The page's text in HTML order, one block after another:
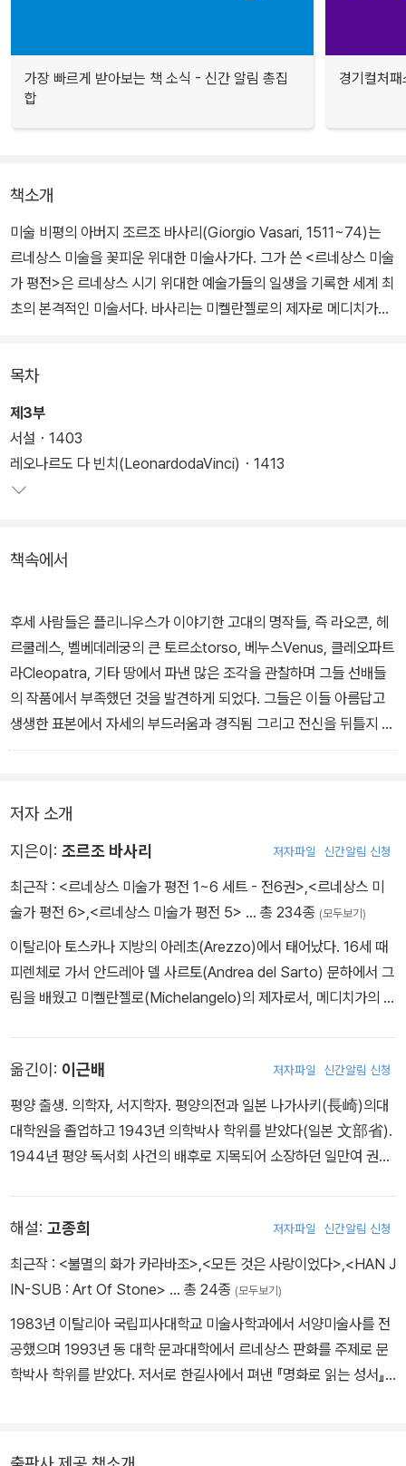
가장 빠르게 받아보는 책 소식 - 신간 알림 총집
합
경기컬처
책소개
미술 비평의 아버지 조르조 바사리(Giorgio Vasari, 1511~74)는
르네상스 미술을 꽃피운 위대한 미술사가다. 그가 쓴 <르네상스 미술
가 평전>은 르네상스 시기 위대한 예술가들의 일생을 기록한 세계 최
초의 본격적인 미술서다. 바사리는 미켈란젤로의 제자로 메디치가의
바사리가 쓴 <르네상스 미술가 평전>은 서양 미술사를 통틀어 독보
적인 명저로 13세기 말 조토의 스승인 치마부에부터 16세기 중반 ‘신
과 같은’(divino) 예술가 미켈란젤로와 동시대 작가에 이르기까지 3
세기에 걸쳐 200여 명에 이르는 이탈리아 미술가들의 생애와 작품을
목차
제3부
서설・1403
레오나르도 다 빈치(LeonardodaVinci)・1413
책속에서
후세 사람들은 플리니우스가 이야기한 고대의 명작들, 즉 라오콘, 헤
르쿨레스, 벨베데레궁의 큰 토르소torso, 베누스Venus, 클레오파트
라Cleopatra, 기타 땅에서 파낸 많은 조각을 관찰하며 그들 선배들
의 작품에서 부족했던 것을 발견하게 되었다. 그들은 이들 아름답고
생생한 표본에서 자세의 부드러움과 경직됨 그리고 전신을 뒤틀지 않
고 일부만 움직임으로써 가장 우아한 행동을 나타내는 것을 볼 수 있
즉, 피에로 델라 프란체스카Piero della Francesca, 라차로 바사리
Lazzaro Vasari, 알레소 발도비네티Alesso Baldovinetti, 안드레
아 델 카스타뇨Andrea del Castagno, 페셀로Pesello, 에르콜레
페라레세Ercole Ferrarese, 조반니 벨리니Giovanni Bellini, 코시
Clemente, 도메니코 기를란다요Domenico Ghirlandaio, 산드로
보티첼리Sandro Botticelli, 안드레아 만테냐Andrea Mantegna,
필리포 리피 일명 필리피노Filippo Lippi, called Filippino, 루카 시
데 정열을 기울였다. 특히 단축법短縮法과 보기에 불쾌한 사물의 원
근법遠近法에 따른 모사법에서 그랬다. 그들의 작품은 무난하게 잘
그려졌으나 활력이 없었고, 볼로냐 화가 프란치아Francia와 피에트
로 페루지노Pietro Perugino가 처음으로 보여준 것 같은 색조의 부
상 훌륭한 그림은 그릴 수 없을 것이라고 생각했다.
그러나 레오나르도 다 빈치Leonardo da Vinci의 작품이 그 사람들
의 생각이 잘못되었다고 일깨워주었다. 다 빈치는 우리가 현대 양식
그는 자연의 모든 미세한 부분을 교묘하고 정확하게 재현했다. 기준
에 대한 깊은 이해, 방식에 대한 넓은 지식, 정확한 비례, 완전한 데생
그리고 신기神技에 가까운 우아함, 넓은 시야와 기교, 풍부한 창의력
그보다 얼마 후에 조르조네 다 카스텔프랑코Giorgione da Castelfr
저자 소개
지은이: 조르조 바사리 저자파일 신간알림 신청
최근작 : <르네상스 미술가 평전 1~6 세트 - 전6권>,<르네상스 미
술가 평전 6>,<르네상스 미술가 평전 5> … 총 234종 (모두보기)
이탈리아 토스카나 지방의 아레초(Arezzo)에서 태어났다. 16세 때
피렌체로 가서 안드레아 델 사르토(Andrea del Sarto) 문하에서 그
림을 배웠고 미켈란젤로(Michelangelo)의 제자로서, 메디치가의 원
무수히 제작했고 우피치 미술관을 설계하는 등 대작들을 연달아 수행
했다. 화가로서 바사리는 화려하고 지적이지만 독창성은 부족한 보수
적인 미술가였다. 그러나 건축가로서는 간결하고 강건한 건축물을 만
들어냈다. 그러나 그의 이름을 유명하게 만든 작업은 1550년 이탈리
네상스 미술가 평전 』이다. 건축·회화·조각에 대해 전반적으로 수록한
이 책은 르네상스 미술사에서 결코 빼놓을 수 없는 중요한 자료로서
받는다.
옮긴이: 이근배 저자파일 신간알림 신청
평양 출생. 의학자, 서지학자. 평양의전과 일본 나가사키(長崎)의대
대학원을 졸업하고 1943년 의학박사 학위를 받았다(일본 文部省).
1944년 평양 독서회 사건의 배후로 지목되어 소장하던 일만여 권의
장에 재임 중 광복을 맞는다. 서울의대, 평양의대, 전남의대, 경희의
대, 중앙의대, 조선의대에서 생화학교수를 역임했다(1946-1992).
소르본, 밀라노, 하버드대학에 초빙되어 연구했다(1956-1960). 한
학회 초대회장(1966) 및 종신 명예회장(1992- )을 역임했다. 저서
로는 『생화학』(1967, 신영사)이 있으며, 생화학과 관련한 160여 편
의 국내외 논문이 있다. 주요 번역서로는 『이탈리아 르네상스 미술가
회고록 등을 모은 유고집 『한 줄의 글이라도 써야』(경문사, 2008)가
해설: 고종희 저자파일 신간알림 신청
최근작 : <불멸의 화가 카라바조>,<모든 것은 사랑이었다>,<HAN J
IN-SUB : Art Of Stone> … 총 24종 (모두보기)
1983년 이탈리아 국립피사대학교 미술사학과에서 서양미술사를 전
공했으며 1993년 동 대학 문과대학에서 르네상스 판화를 주제로 문
학박사 학위를 받았다. 저서로 한길사에서 펴낸 『명화로 읽는 성서』